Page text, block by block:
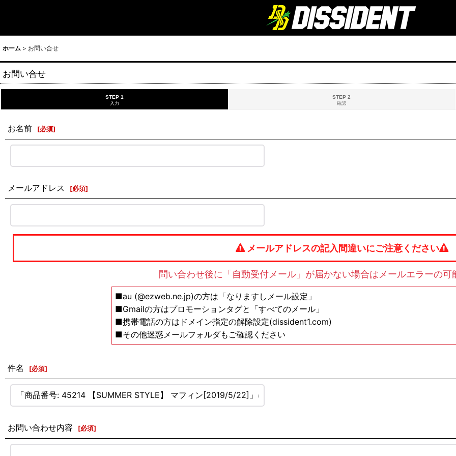
ホーム > お問い合せ
お問い合せ
STEP 1
入力
STEP 2
確認
お名前 [必須]
メールアドレス [必須]
メールアドレスの記入間違いにご注意ください
問い合わせ後に「自動受付メール」が届かない場合はメールエラーの可
■au (@ezweb.ne.jp)の方は「なりますしメール設定」
■Gmailの方はプロモーションタグと「すべてのメール」
■携帯電話の方はドメイン指定の解除設定(dissident1.com)
■その他迷惑メールフォルダもご確認ください
件名 [必須]
お問い合わせ内容 [必須]